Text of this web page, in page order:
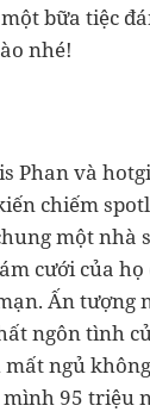
bữa tiệc
nhé!
Phan và
chiếm
một nhà
cưới của
Ấn tượng
ngôn tình
ngủ
mình 95 triệu